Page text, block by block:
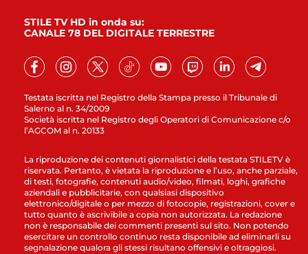
Testata iscritta nel Registro della Stampa presso il Tribunale di
Salerno al n. 34/2009
Società iscritta nel Registro degli Operatori di Comunicazione c/o
l’AGCOM al n. 20133
STILE TV HD in onda su:
CANALE 78 DEL DIGITALE TERRESTRE
La riproduzione dei contenuti giornalistici della testata STILETV è
riservata. Pertanto, è vietata la riproduzione e l’uso, anche parziale,
di testi, fotografie, contenuti audio/video, filmati, loghi, grafiche
aziendali e pubblicitarie, con qualsiasi dispositivo
elettronico/digitale o per mezzo di fotocopie, registrazioni, cover e
tutto quanto è ascrivibile a copia non autorizzata. La redazione
non è responsabile dei commenti presenti sul sito. Non potendo
esercitare un controllo continuo resta disponibile ad eliminarli su
segnalazione qualora gli stessi risultano offensivi e oltraggiosi.